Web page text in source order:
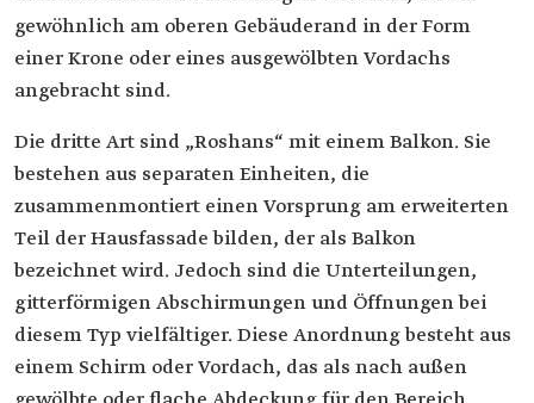
gewöhnlich am oberen Gebäuderand in der Form
einer Krone oder eines ausgewölbten Vordachs
angebracht sind.
Die dritte Art sind „Roshans“ mit einem Balkon. Sie
bestehen aus separaten Einheiten, die
zusammenmontiert einen Vorsprung am erweiterten
Teil der Hausfassade bilden, der als Balkon
bezeichnet wird. Jedoch sind die Unterteilungen,
gitterförmigen Abschirmungen und Öffnungen bei
diesem Typ vielfältiger. Diese Anordnung besteht aus
einem Schirm oder Vordach, das als nach außen